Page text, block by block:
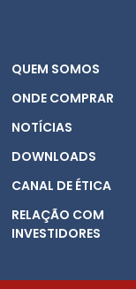
QUEM SOMOS
ONDE COMPRAR
NOTÍCIAS
DOWNLOADS
CANAL DE ÉTICA
RELAÇÃO COM
INVESTIDORES